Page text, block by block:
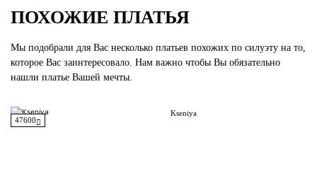
ПОХОЖИЕ ПЛАТЬЯ
Мы подобрали для Вас несколько платьев похожих по силуэту на то,
которое Вас заинтересовало. Нам важно чтобы Вы обязательно
нашли платье Вашей мечты.
47600
Kseniya